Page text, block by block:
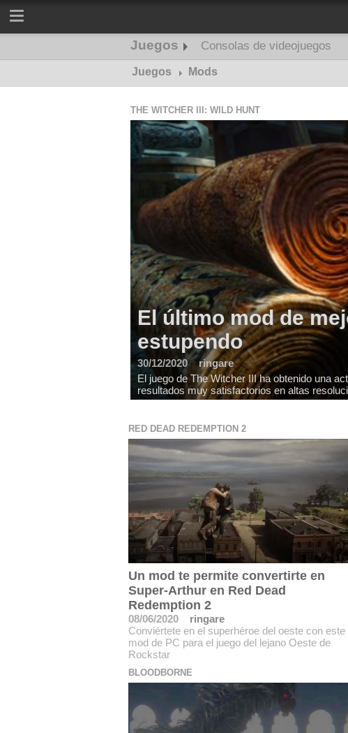
Juegos Consolas de videojuegos
Juegos Mods
THE WITCHER III: WILD HUNT
El último mod de
estupendo
30/12/2020
ringare
El juego de The Witcher III ha obtenido una
resultados muy satisfactorios en altas
RED DEAD REDEMPTION 2
Un mod te permite convertirte en
Super-Arthur en Red Dead
Redemption 2
08/06/2020
ringare
Conviértete en el superhéroe del oeste con este
mod de PC para el juego del lejano Oeste de
Rockstar
BLOODBORNE